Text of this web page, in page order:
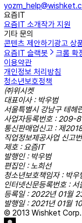
요즘IT
요즘IT 소개작가 지원
기타 문의
콘텐츠 제안하기 광고 상
요즘IT 슬랙봇
크롬 확
이용약관
개인정보 처리방침
청소년보호정책
㈜위시켓
대표이사 : 박우범
서울특별시 강남구 테헤
사업자등록번호 : 209-
통신판매업신고 : 제
직업정보제공사업 신
제호 : 요즘IT
발행인 : 박우범
편집인 : 노희선
청소년보호책임자 : 박우
인터넷신문등록번호 :
등록일 : 2022년 01월
발행일 : 2021년 01월
© 2013 Wishket Corp.